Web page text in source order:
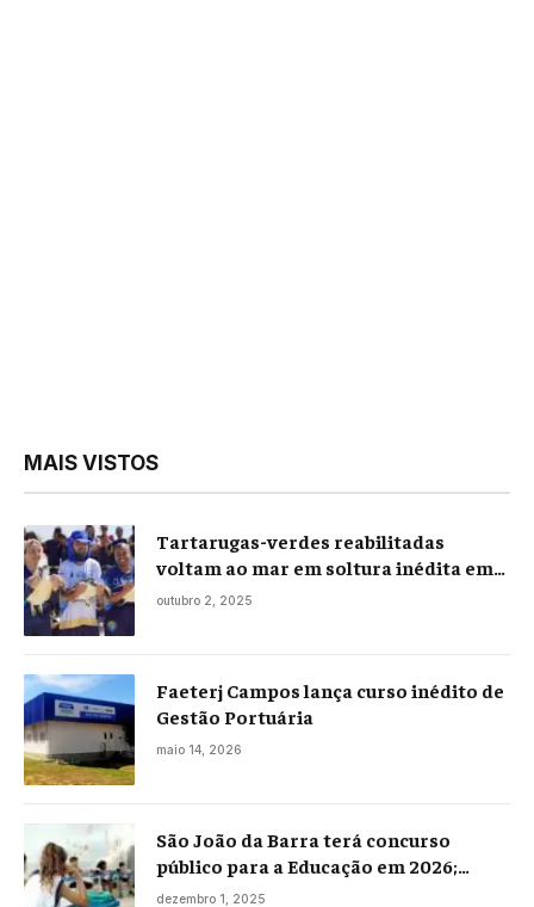
MAIS VISTOS
Tartarugas-verdes reabilitadas
voltam ao mar em soltura inédita em
Praia Seca
outubro 2, 2025
Faeterj Campos lança curso inédito de
Gestão Portuária
maio 14, 2026
São João da Barra terá concurso
público para a Educação em 2026;
projeto já está na Câmara
dezembro 1, 2025